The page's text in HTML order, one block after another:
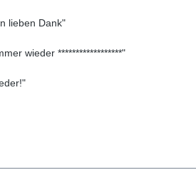
lieben Dank"
wieder ******************"